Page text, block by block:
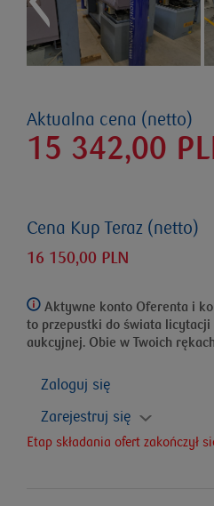
Aktualna cena (netto)
15 342,00
Cena Kup Teraz (netto)
16 150,00 PLN
Aktywne konto Oferenta i
to przepustki do świata licytacji
aukcyjnej. Obie w Twoich rękach
Zaloguj się
Zarejestruj się
Etap składania ofert zakończył